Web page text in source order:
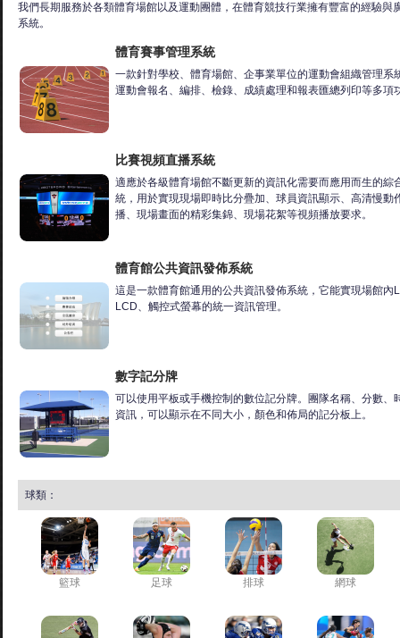
我們長期服務於各類體育場館以及運動團體，在體育競技行業擁有豐富的經驗
系統。
體育賽事管理系統
一款針對學校、體育場館、企事業單位的運動會組織管理系
運動會報名、編排、檢錄、成績處理和報表匯總列印等多項
比賽視頻直播系統
適應於各級體育場館不斷更新的資訊化需要而應用而生的綜
統，用於實現現場即時比分疊加、球員資訊顯示、高清慢動
播、現場畫面的精彩集錦、現場花絮等視頻播放要求。
體育館公共資訊發佈系統
這是一款體育館通用的公共資訊發佈系統，它能實現場館內
LCD、觸控式螢幕的統一資訊管理。
數字記分牌
可以使用平板或手機控制的數位記分牌。團隊名稱、分數、
資訊，可以顯示在不同大小，顏色和佈局的記分板上。
球類：
籃球 足球 排球 網球